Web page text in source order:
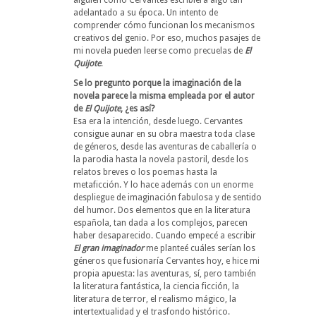
adelantado a su época. Un intento de
comprender cómo funcionan los mecanismos
creativos del genio. Por eso, muchos pasajes de
mi novela pueden leerse como precuelas de El
Quijote.
Se lo pregunto porque la imaginación de la
novela parece la misma empleada por el autor
de El Quijote, ¿es así?
Esa era la intención, desde luego. Cervantes
consigue aunar en su obra maestra toda clase
de géneros, desde las aventuras de caballería o
la parodia hasta la novela pastoril, desde los
relatos breves o los poemas hasta la
metaficción. Y lo hace además con un enorme
despliegue de imaginación fabulosa y de sentido
del humor. Dos elementos que en la literatura
española, tan dada a los complejos, parecen
haber desaparecido. Cuando empecé a escribir
El gran imaginadorme planteé cuáles serían los
géneros que fusionaría Cervantes hoy, e hice mi
propia apuesta: las aventuras, sí, pero también
la literatura fantástica, la ciencia ficción, la
literatura de terror, el realismo mágico, la
intertextualidad y el trasfondo histórico.